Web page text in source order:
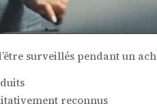
surveillés pendant un
reconnus